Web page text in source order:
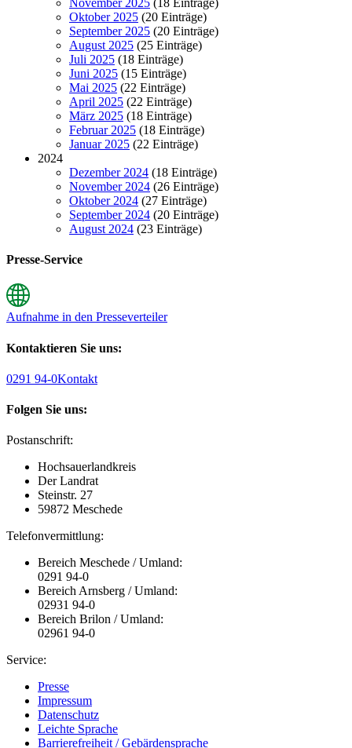
Oktober 2025 (20 Einträge)
September 2025 (20 Einträge)
August 2025 (25 Einträge)
Juli 2025 (18 Einträge)
Juni 2025 (15 Einträge)
Mai 2025 (22 Einträge)
April 2025 (22 Einträge)
März 2025 (18 Einträge)
Februar 2025 (18 Einträge)
Januar 2025 (22 Einträge)
2024
Dezember 2024 (18 Einträge)
November 2024 (26 Einträge)
Oktober 2024 (27 Einträge)
September 2024 (20 Einträge)
August 2024 (23 Einträge)
Presse-Service
Aufnahme in den Presseverteiler
Kontaktieren Sie uns:
0291 94-0Kontakt
Folgen Sie uns:
Postanschrift:
Hochsauerlandkreis
Der Landrat
Steinstr. 27
59872 Meschede
Telefonvermittlung:
Bereich Meschede / Umland:
0291 94-0
Bereich Arnsberg / Umland:
02931 94-0
Bereich Brilon / Umland:
02961 94-0
Service:
Presse
Impressum
Datenschutz
Leichte Sprache
Barrierefreiheit / Gebärdensprache